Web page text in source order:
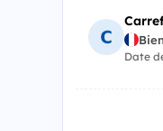
Date